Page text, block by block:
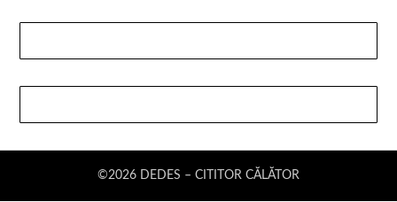
©2026 DEDES – CITITOR CĂLĂTOR